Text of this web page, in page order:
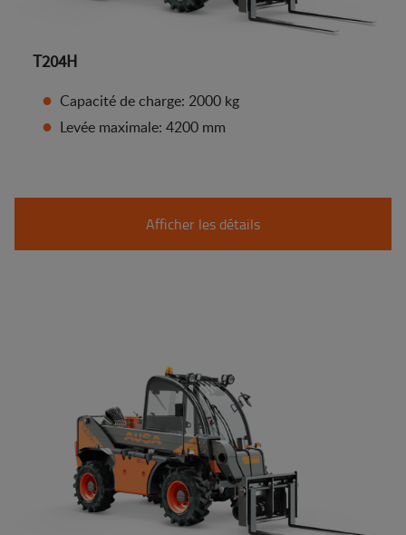
T204H
Capacité de charge: 2000 kg
Levée maximale: 4200 mm
Afficher les détails